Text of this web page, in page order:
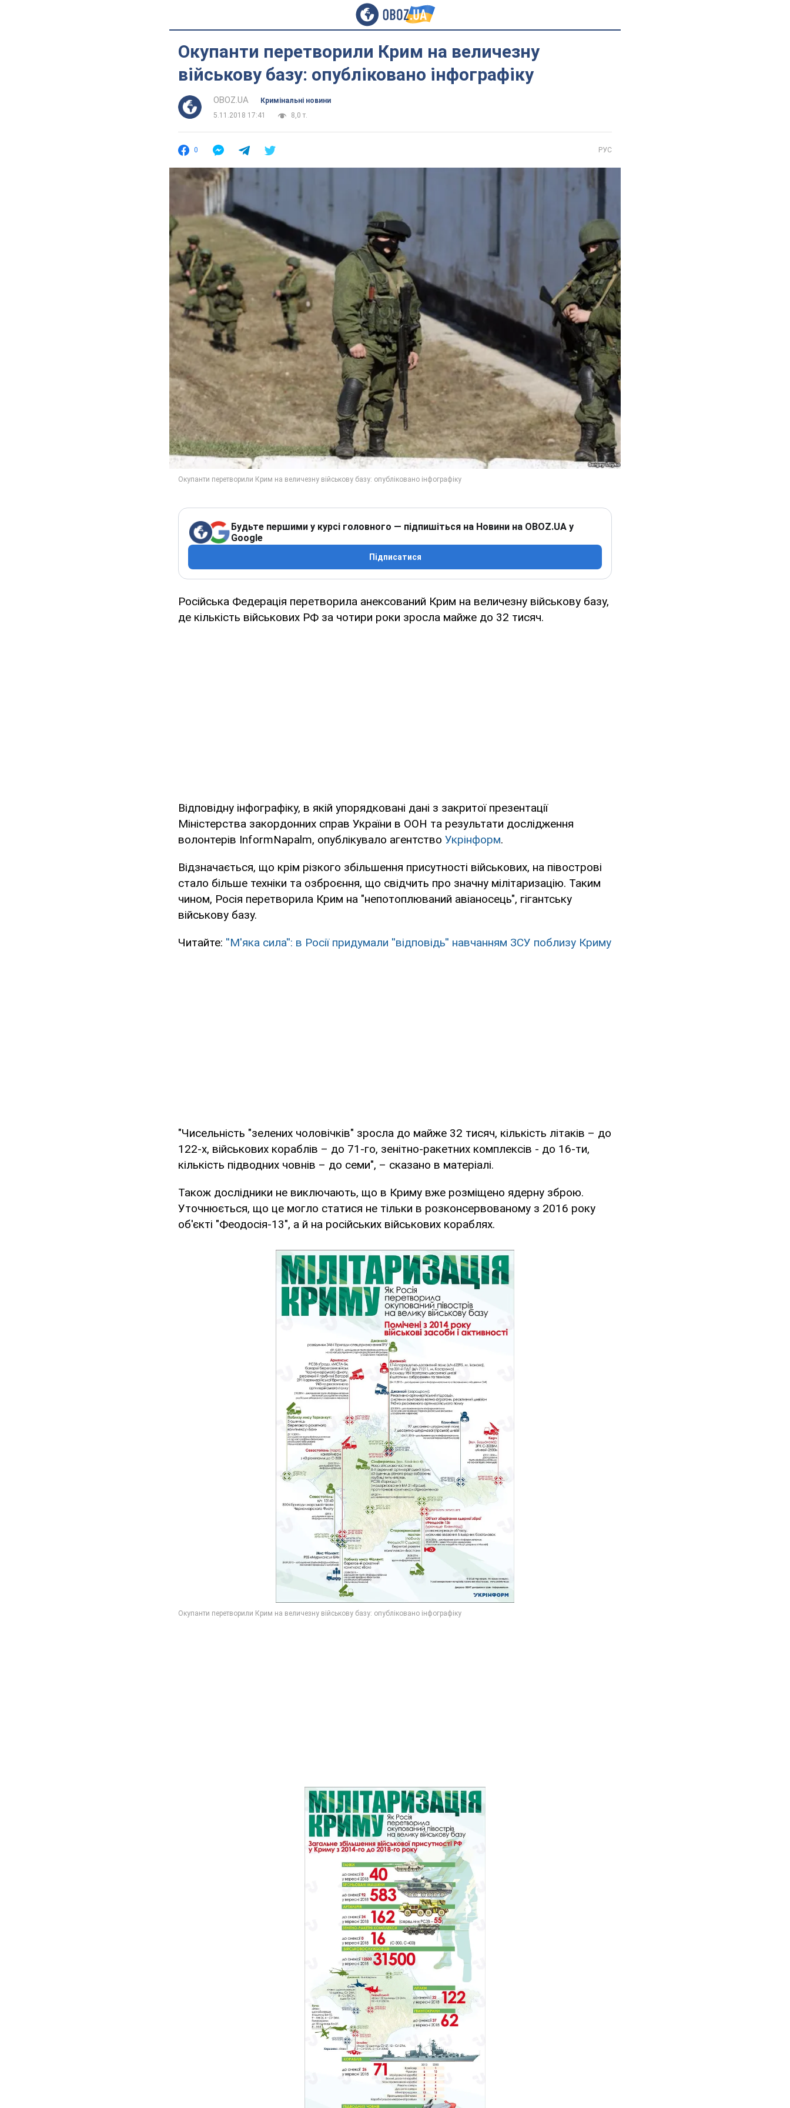
Окупанти перетворили Крим на величезну
військову базу: опубліковано інфографіку
OBOZ.UA
Кримінальні новини
5.11.2018 17:41
8,0 т.
0 РУС
Будьте першими у курсі головного — підпишіться на Новини на OBOZ.UA у
Google
Підписатися
Російська Федерація перетворила анексований Крим на величезну військову базу,
де кількість військових РФ за чотири роки зросла майже до 32 тисяч.
Відповідну інфографіку, в якій упорядковані дані з закритої презентації
Міністерства закордонних справ України в ООН та результати дослідження
волонтерів InformNapalm, опублікувало агентство Укрінформ.
Відзначається, що крім різкого збільшення присутності військових, на півострові
стало більше техніки та озброєння, що свідчить про значну мілітаризацію. Таким
чином, Росія перетворила Крим на "непотоплюваний авіаносець", гігантську
військову базу.
Читайте: ''М'яка сила'': в Росії придумали ''відповідь'' навчанням ЗСУ поблизу Криму
"Чисельність "зелених чоловічків" зросла до майже 32 тисяч, кількість літаків – до
122-х, військових кораблів – до 71-го, зенітно-ракетних комплексів - до 16-ти,
кількість підводних човнів – до семи", – сказано в матеріалі.
Також дослідники не виключають, що в Криму вже розміщено ядерну зброю.
Уточнюється, що це могло статися не тільки в розконсервованому з 2016 року
об'єкті "Феодосія-13", а й на російських військових кораблях.